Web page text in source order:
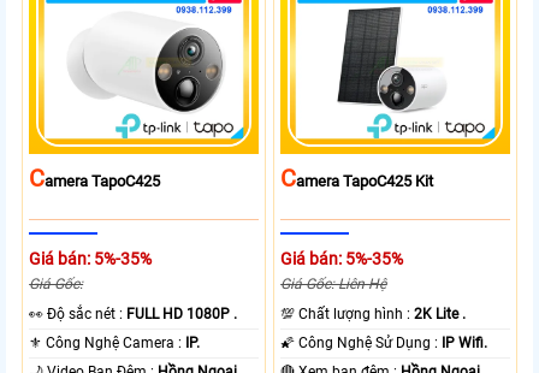
CAmera TapoC425
Giá bán: 5%-35%
Giá Gốc:
️👀 Độ sắc nét : FULL HD 1080P .
⚜️ Công Nghệ Camera : IP.
CAmera TapoC425 Kit
Giá bán: 5%-35%
Giá Gốc: Liên Hệ
💯 Chất lượng hình :2K Lite .
🌠 Công Nghệ Sử Dụng : IP Wifi.